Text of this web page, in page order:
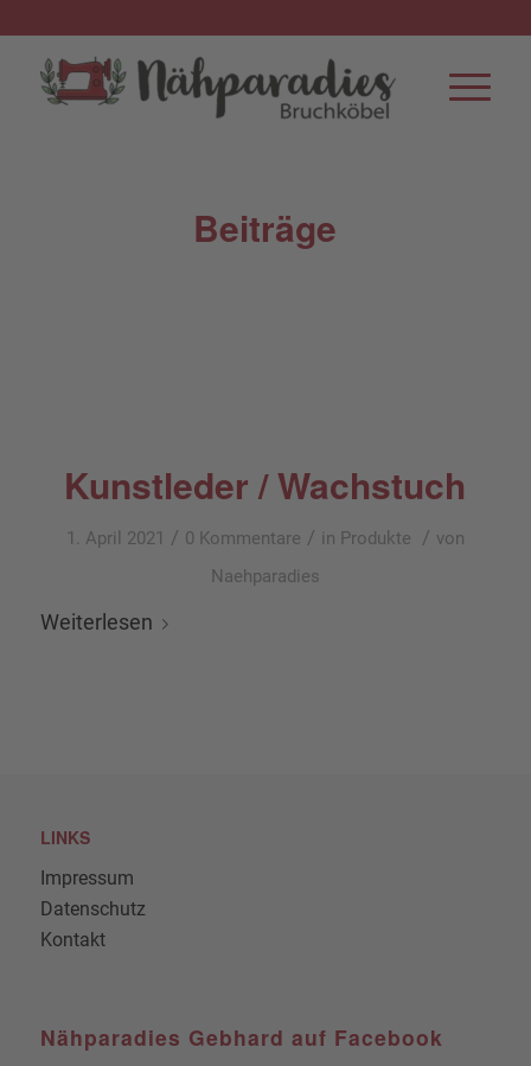
Beiträge
Kunstleder / Wachstuch
1. April 2021 / 0 Kommentare / in Produkte / von
Naehparadies
Weiterlesen
LINKS
Impressum
Datenschutz
Kontakt
Nähparadies Gebhard auf Facebook